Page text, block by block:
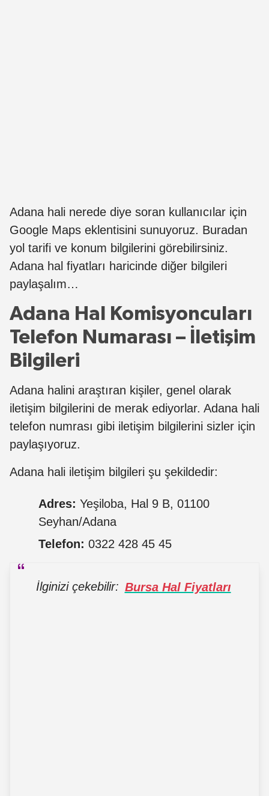
Adana hali nerede diye soran kullanıcılar için
Google Maps eklentisini sunuyoruz. Buradan
yol tarifi ve konum bilgilerini görebilirsiniz.
Adana hal fiyatları haricinde diğer bilgileri
paylaşalım…
Adana Hal Komisyoncuları
Telefon Numarası – İletişim
Bilgileri
Adana halini araştıran kişiler, genel olarak
iletişim bilgilerini de merak ediyorlar. Adana hali
telefon numrası gibi iletişim bilgilerini sizler için
paylaşıyoruz.
Adana hali iletişim bilgileri şu şekildedir:
Adres: Yeşiloba, Hal 9 B, 01100
Seyhan/Adana
Telefon: 0322 428 45 45
İlginizi çekebilir: Bursa Hal Fiyatları